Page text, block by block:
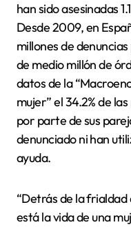
han sido asesinadas
Desde 2009, en
millones de
de medio millón de
datos de la
mujer” el 34.2% de
por parte de sus
denunciado ni han
ayuda.
“Detrás de la
está la vida de una